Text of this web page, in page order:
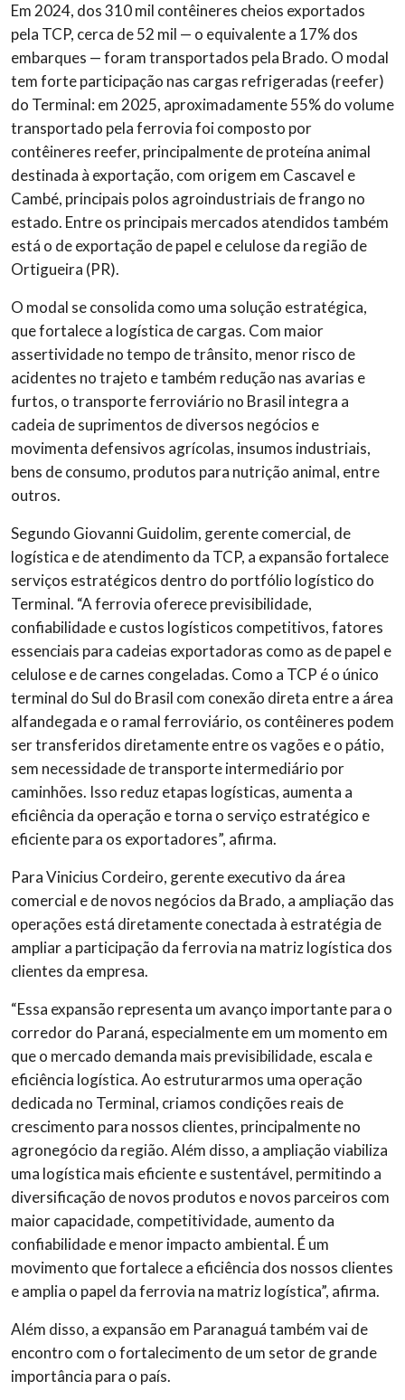
Em 2024, dos 310 mil contêineres cheios exportados
pela TCP, cerca de 52 mil — o equivalente a 17% dos
embarques — foram transportados pela Brado. O modal
tem forte participação nas cargas refrigeradas (reefer)
do Terminal: em 2025, aproximadamente 55% do volume
transportado pela ferrovia foi composto por
contêineres reefer, principalmente de proteína animal
destinada à exportação, com origem em Cascavel e
Cambé, principais polos agroindustriais de frango no
estado. Entre os principais mercados atendidos também
está o de exportação de papel e celulose da região de
Ortigueira (PR).
O modal se consolida como uma solução estratégica,
que fortalece a logística de cargas. Com maior
assertividade no tempo de trânsito, menor risco de
acidentes no trajeto e também redução nas avarias e
furtos, o transporte ferroviário no Brasil integra a
cadeia de suprimentos de diversos negócios e
movimenta defensivos agrícolas, insumos industriais,
bens de consumo, produtos para nutrição animal, entre
outros.
Segundo Giovanni Guidolim, gerente comercial, de
logística e de atendimento da TCP, a expansão fortalece
serviços estratégicos dentro do portfólio logístico do
Terminal. “A ferrovia oferece previsibilidade,
confiabilidade e custos logísticos competitivos, fatores
essenciais para cadeias exportadoras como as de papel e
celulose e de carnes congeladas. Como a TCP é o único
terminal do Sul do Brasil com conexão direta entre a área
alfandegada e o ramal ferroviário, os contêineres podem
ser transferidos diretamente entre os vagões e o pátio,
sem necessidade de transporte intermediário por
caminhões. Isso reduz etapas logísticas, aumenta a
eficiência da operação e torna o serviço estratégico e
eficiente para os exportadores”, afirma.
Para Vinicius Cordeiro, gerente executivo da área
comercial e de novos negócios da Brado, a ampliação das
operações está diretamente conectada à estratégia de
ampliar a participação da ferrovia na matriz logística dos
clientes da empresa.
“Essa expansão representa um avanço importante para o
corredor do Paraná, especialmente em um momento em
que o mercado demanda mais previsibilidade, escala e
eficiência logística. Ao estruturarmos uma operação
dedicada no Terminal, criamos condições reais de
crescimento para nossos clientes, principalmente no
agronegócio da região. Além disso, a ampliação viabiliza
uma logística mais eficiente e sustentável, permitindo a
diversificação de novos produtos e novos parceiros com
maior capacidade, competitividade, aumento da
confiabilidade e menor impacto ambiental. É um
movimento que fortalece a eficiência dos nossos clientes
e amplia o papel da ferrovia na matriz logística”, afirma.
Além disso, a expansão em Paranaguá também vai de
encontro com o fortalecimento de um setor de grande
importância para o país.